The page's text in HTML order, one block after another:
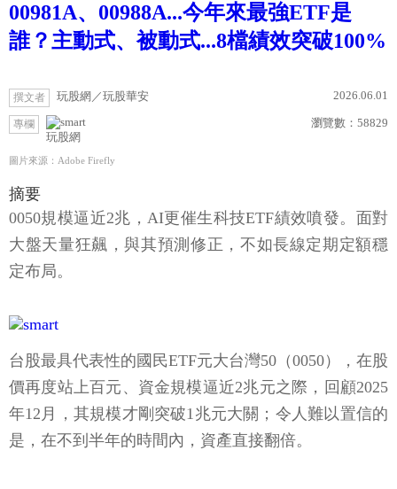
00981A、00988A...今年來最強ETF是
誰？主動式、被動式...8檔績效突破100%
撰文者 玩股網／玩股華安 2026.06.01
專欄
玩股網
瀏覽數： 58829
圖片來源：Adobe Firefly
摘要
0050規模逼近2兆，AI更催生科技ETF績效噴發。面對
大盤天量狂飆，與其預測修正，不如長線定期定額穩
定布局。
台股最具代表性的國民ETF元大台灣50（0050），在股
價再度站上百元、資金規模逼近2兆元之際，回顧2025
年12月，其規模才剛突破1兆元大關；令人難以置信的
是，在不到半年的時間內，資產直接翻倍。